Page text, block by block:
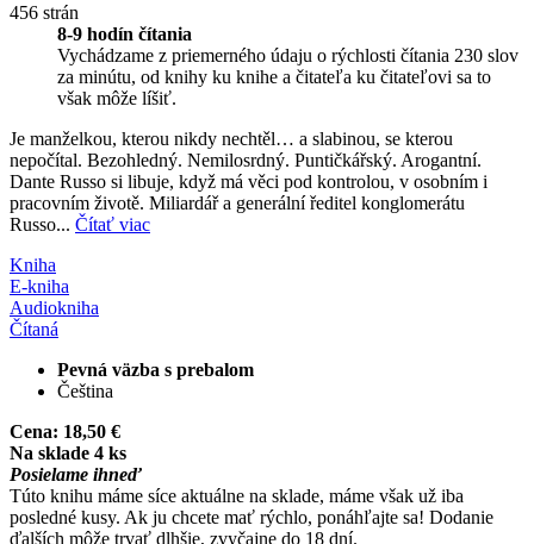
456 strán
8-9 hodín čítania
Vychádzame z priemerného údaju o rýchlosti čítania 230 slov
za minútu, od knihy ku knihe a čitateľa ku čitateľovi sa to
však môže líšiť.
Je manželkou, kterou nikdy nechtěl… a slabinou, se kterou
nepočítal. Bezohledný. Nemilosrdný. Puntičkářský. Arogantní.
Dante Russo si libuje, když má věci pod kontrolou, v osobním i
pracovním životě. Miliardář a generální ředitel konglomerátu
Russo... Čítať viac
Kniha
E-kniha
Audiokniha
Čítaná
Pevná väzba s prebalom
Čeština
Cena: 18,50 €
Na sklade 4 ks
Posielame ihneď
Túto knihu máme síce aktuálne na sklade, máme však už iba
posledné kusy. Ak ju chcete mať rýchlo, ponáhľajte sa! Dodanie
ďalších môže trvať dlhšie, zvyčajne do 18 dní.